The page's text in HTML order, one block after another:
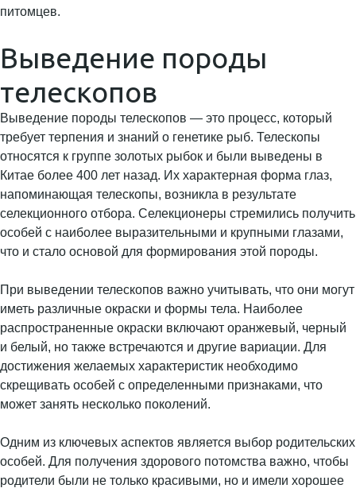
питомцев.
Выведение породы
телескопов
Выведение породы телескопов — это процесс, который
требует терпения и знаний о генетике рыб. Телескопы
относятся к группе золотых рыбок и были выведены в
Китае более 400 лет назад. Их характерная форма глаз,
напоминающая телескопы, возникла в результате
селекционного отбора. Селекционеры стремились получить
особей с наиболее выразительными и крупными глазами,
что и стало основой для формирования этой породы.
При выведении телескопов важно учитывать, что они могут
иметь различные окраски и формы тела. Наиболее
распространенные окраски включают оранжевый, черный
и белый, но также встречаются и другие вариации. Для
достижения желаемых характеристик необходимо
скрещивать особей с определенными признаками, что
может занять несколько поколений.
Одним из ключевых аспектов является выбор родительских
особей. Для получения здорового потомства важно, чтобы
родители были не только красивыми, но и имели хорошее